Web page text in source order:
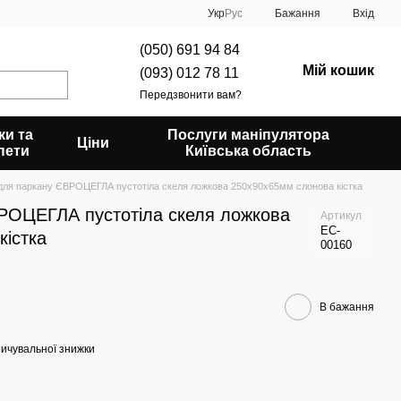
УкрРус Бажання Вхід
(050) 691 94 84
(093) 012 78 11
Передзвонити вам?
Мій кошик
та
Ціни
Послуги маніпулятора
Київська область
паркану ЄВРОЦЕГЛА пустотіла скеля ложкова 250х90х65мм слонова кістка
пустотіла скеля ложкова
Артикул
EC-
00160
В бажання
знижки